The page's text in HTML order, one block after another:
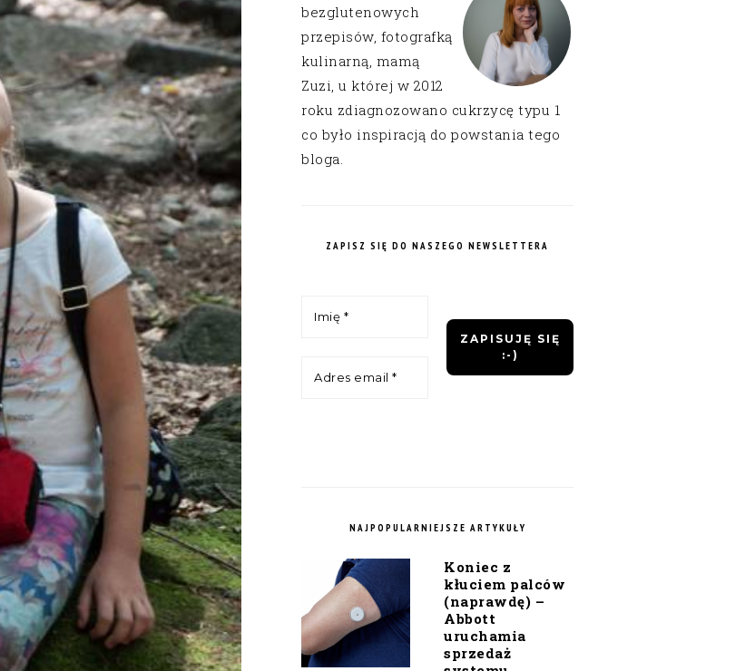
bezglutenowych
przepisów, fotografką
kulinarną, mamą
Zuzi, u której w 2012
roku zdiagnozowano cukrzycę typu 1
co było inspiracją do powstania tego
bloga.
ZAPISZ SIĘ DO NASZEGO NEWSLETTERA
NAJPOPULARNIEJSZE ARTYKUŁY
Koniec z
kłuciem palców
(naprawdę) –
Abbott
uruchamia
sprzedaż